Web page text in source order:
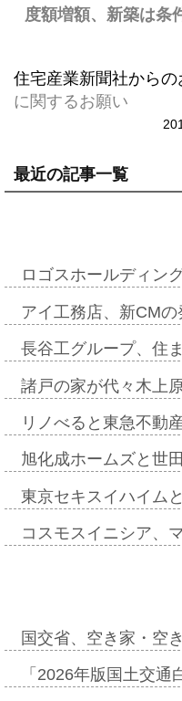
度額増額、新築は条
住宅産業新聞社からの
に関するお願い
最近の記事一覧
ロゴスホールディン
アイ工務店、新CM
長谷工グループ、住
諸戸の家が代々木上
リノべると東急不動
旭化成ホームズと世
東京セキスイハイム
コスモスイニシア、
国交省、空き家・空
「2026年版国土交